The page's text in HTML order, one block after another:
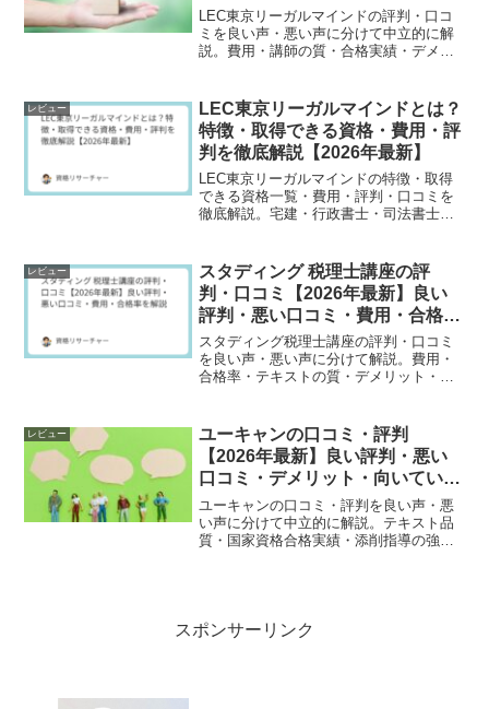
解説
LEC東京リーガルマインドの評判・口コ
ミを良い声・悪い声に分けて中立的に解
説。費用・講師の質・合格実績・デメリ
レビュー
LEC東京リーガルマインドとは？
特徴・取得できる資格・費用・評
判を徹底解説【2026年最新】
LEC東京リーガルマインドの特徴・取得
できる資格一覧・費用・評判・口コミを
徹底解説。宅建・行政書士・司法書士な
レビュー
スタディング 税理士講座の評
判・口コミ【2026年最新】良い
評判・悪い口コミ・費用・合格率
を解説
スタディング税理士講座の評判・口コミ
を良い声・悪い声に分けて解説。費用・
合格率・テキストの質・デメリット・お
レビュー
ユーキャンの口コミ・評判
【2026年最新】良い評判・悪い
口コミ・デメリット・向いている
人を徹底解説
ユーキャンの口コミ・評判を良い声・悪
い声に分けて中立的に解説。テキスト品
質・国家資格合格実績・添削指導の強み
スポンサーリンク